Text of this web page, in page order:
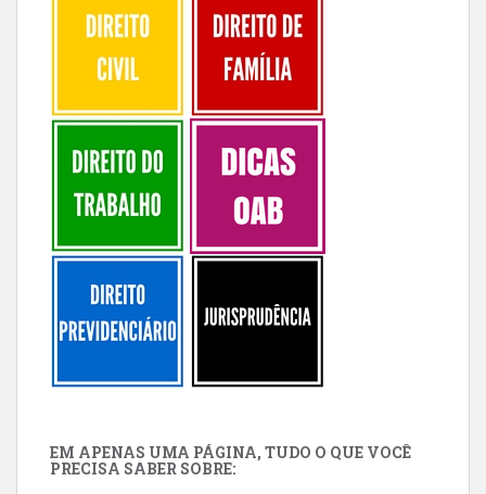
EM APENAS UMA PÁGINA, TUDO O QUE VOCÊ
PRECISA SABER SOBRE: